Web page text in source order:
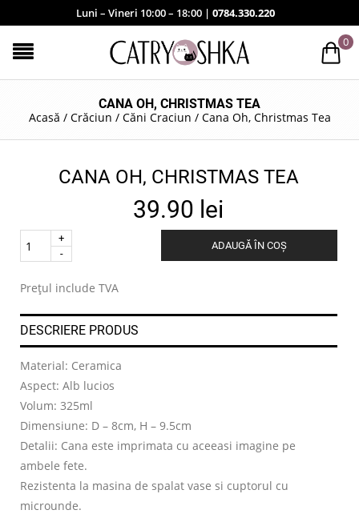
Luni – Vineri 10:00 – 18:00 | 0784.330.220
0
CANA OH, CHRISTMAS TEA
Acasă / Crăciun / Căni Craciun / Cana Oh, Christmas Tea
CANA OH, CHRISTMAS TEA
39.90 lei
Quantity
ADAUGĂ ÎN COȘ
Prețul include TVA
DESCRIERE PRODUS
Material: Ceramica
Aspect: Alb lucios
Volum: 325ml
Dimensiune: D – 8cm, H – 9.5cm
Detalii: Cana este imprimata cu aceeasi imagine pe
ambele fete.
Rezistenta la masina de spalat vase si cuptorul cu
microunde.